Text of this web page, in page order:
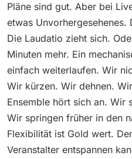
Pläne sind gut. Aber bei
etwas
Die Laudatio zieht sich.
Minuten mehr. Ein
einfach weiterlaufen. Wir
Wir kürzen. Wir dehnen.
Ensemble hört sich an. Wir
Wir springen früher in den
Flexibilität ist Gold wert.
Veranstalter entspannen